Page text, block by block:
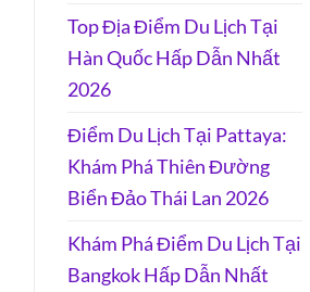
Top Địa Điểm Du Lịch Tại
Hàn Quốc Hấp Dẫn Nhất
2026
Điểm Du Lịch Tại Pattaya:
Khám Phá Thiên Đường
Biển Đảo Thái Lan 2026
Khám Phá Điểm Du Lịch Tại
Bangkok Hấp Dẫn Nhất